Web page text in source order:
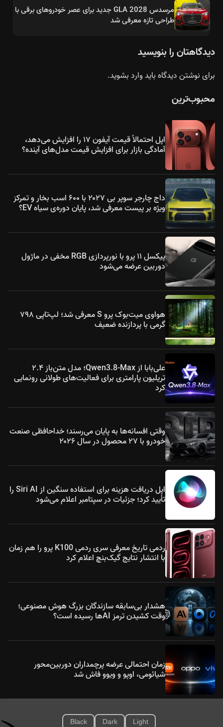
مرسدس GLA 2028 جدید برای عصر خودروهای برقی با
طراحی تازه معرفی شد
دیدگاهتان را بنویسید
برای نوشتن دیدگاه بایدوارد بشوید.
محبوب‌ترین
اپل احتمالاً قیمت آیفون ۱۷ را افزایش می‌دهد،
آمادگی بازار برای افزایش قیمت مدل‌های آینده؟
داج چارجر سوپر بی ۲۰۲۷ با ۶۰۰ اسب بخار و تمرکز
ویژه بر پیست معرفی شد، پایان دوره‌ی سیاه EV؟
پیکسل ۱۱ پرو با نورپردازی RGB مخفی در ماژول
دوربین عرضه می‌شود
هواوی میت‌بوک پرو S معرفی شد؛ لپ‌تاپی ۷۹۸
گرمی با پردازنده ضعیف
علی‌بابا از Qwen3.8-Max؛ مدل متن‌باز ۲.۴
تریلیون پارامتری برای فعالیت‌های طولانی رونمایی
کرد
وقتی افسانه‌ها به پایان می‌رسند؛ خداحافظی صنعت
خودرو با ۲۷ محصول در سال ۲۰۲۶
اپل دریافت هزینه برای استفاده سنگین از Siri AI را
تأیید کرد؛ جزئیات در سپتامبر اعلام می‌شود
ردمی تاریخ معرفی سری ردمی K100 پرو را هم زمان
با انتشار نتایج گیک‌بنچ اعلام کرد
هشدار بی‌سابقه سازندگان بزرگ هوش مصنوعی؛
وقت کشیدن ترمز AIها رسیده است؟
زمان احتمالی عرضه پرچمداران دوربین‌محور
شیائومی، اوپو و ویوو فاش شد
Light
Dark
Black